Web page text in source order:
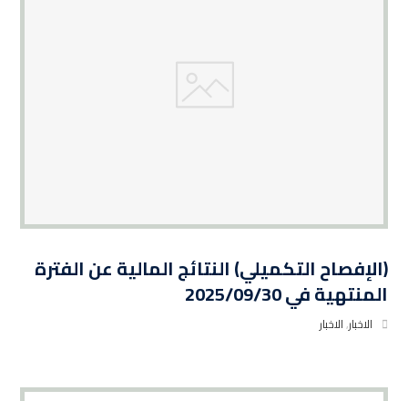
(الإفصاح التكميلي) النتائج المالية عن الفترة
المنتهية في 2025/09/30
الاخبار,الاخبار